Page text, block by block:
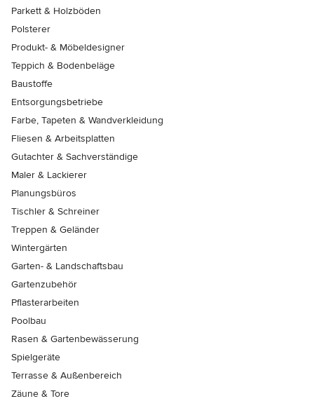
Parkett & Holzböden
Polsterer
Produkt- & Möbeldesigner
Teppich & Bodenbeläge
Baustoffe
Entsorgungsbetriebe
Farbe, Tapeten & Wandverkleidung
Fliesen & Arbeitsplatten
Gutachter & Sachverständige
Maler & Lackierer
Planungsbüros
Tischler & Schreiner
Treppen & Geländer
Wintergärten
Garten- & Landschaftsbau
Gartenzubehör
Pflasterarbeiten
Poolbau
Rasen & Gartenbewässerung
Spielgeräte
Terrasse & Außenbereich
Zäune & Tore